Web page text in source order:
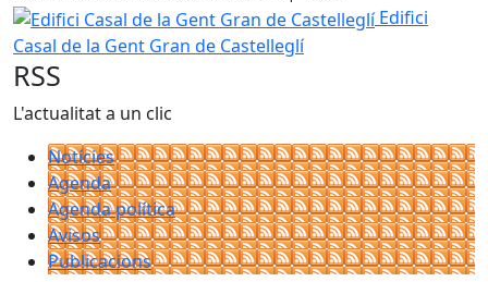
Edifici Casal de la Gent Gran de Castelleglí
Edifici
Casal de la Gent Gran de Castelleglí
RSS
L'actualitat a un clic
Notícies
Agenda
Agenda política
Avisos
Publicacions